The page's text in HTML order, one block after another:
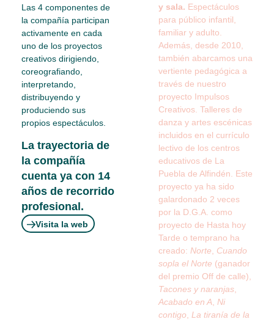
Las 4 componentes de
la compañía participan
activamente en cada
uno de los proyectos
creativos dirigiendo,
coreografiando,
interpretando,
distribuyendo y
produciendo sus
propios espectáculos.
La trayectoria de
la compañía
cuenta ya con 14
años de recorrido
profesional.
Visita la web
y sala. Espectáculos
para público infantil,
familiar y adulto.
Además, desde 2010,
también abarcamos una
vertiente pedagógica a
través de nuestro
proyecto Impulsos
Creativos. Talleres de
danza y artes escénicas
incluidos en el currículo
lectivo de los centros
educativos de La
Puebla de Alfindén. Este
proyecto ya ha sido
galardonado 2 veces
por la D.G.A. como
proyecto de Hasta hoy
Tarde o temprano ha
creado: Norte
Cuando
sopla el Norte (ganador
del premio Off de calle),
Tacones y naranjas
Acabado en A
Ni
contigo
La tiranía de la